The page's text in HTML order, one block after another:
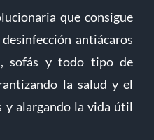
que consigue
antiácaros
sofás y todo tipo de
la salud y el
y alargando la vida útil